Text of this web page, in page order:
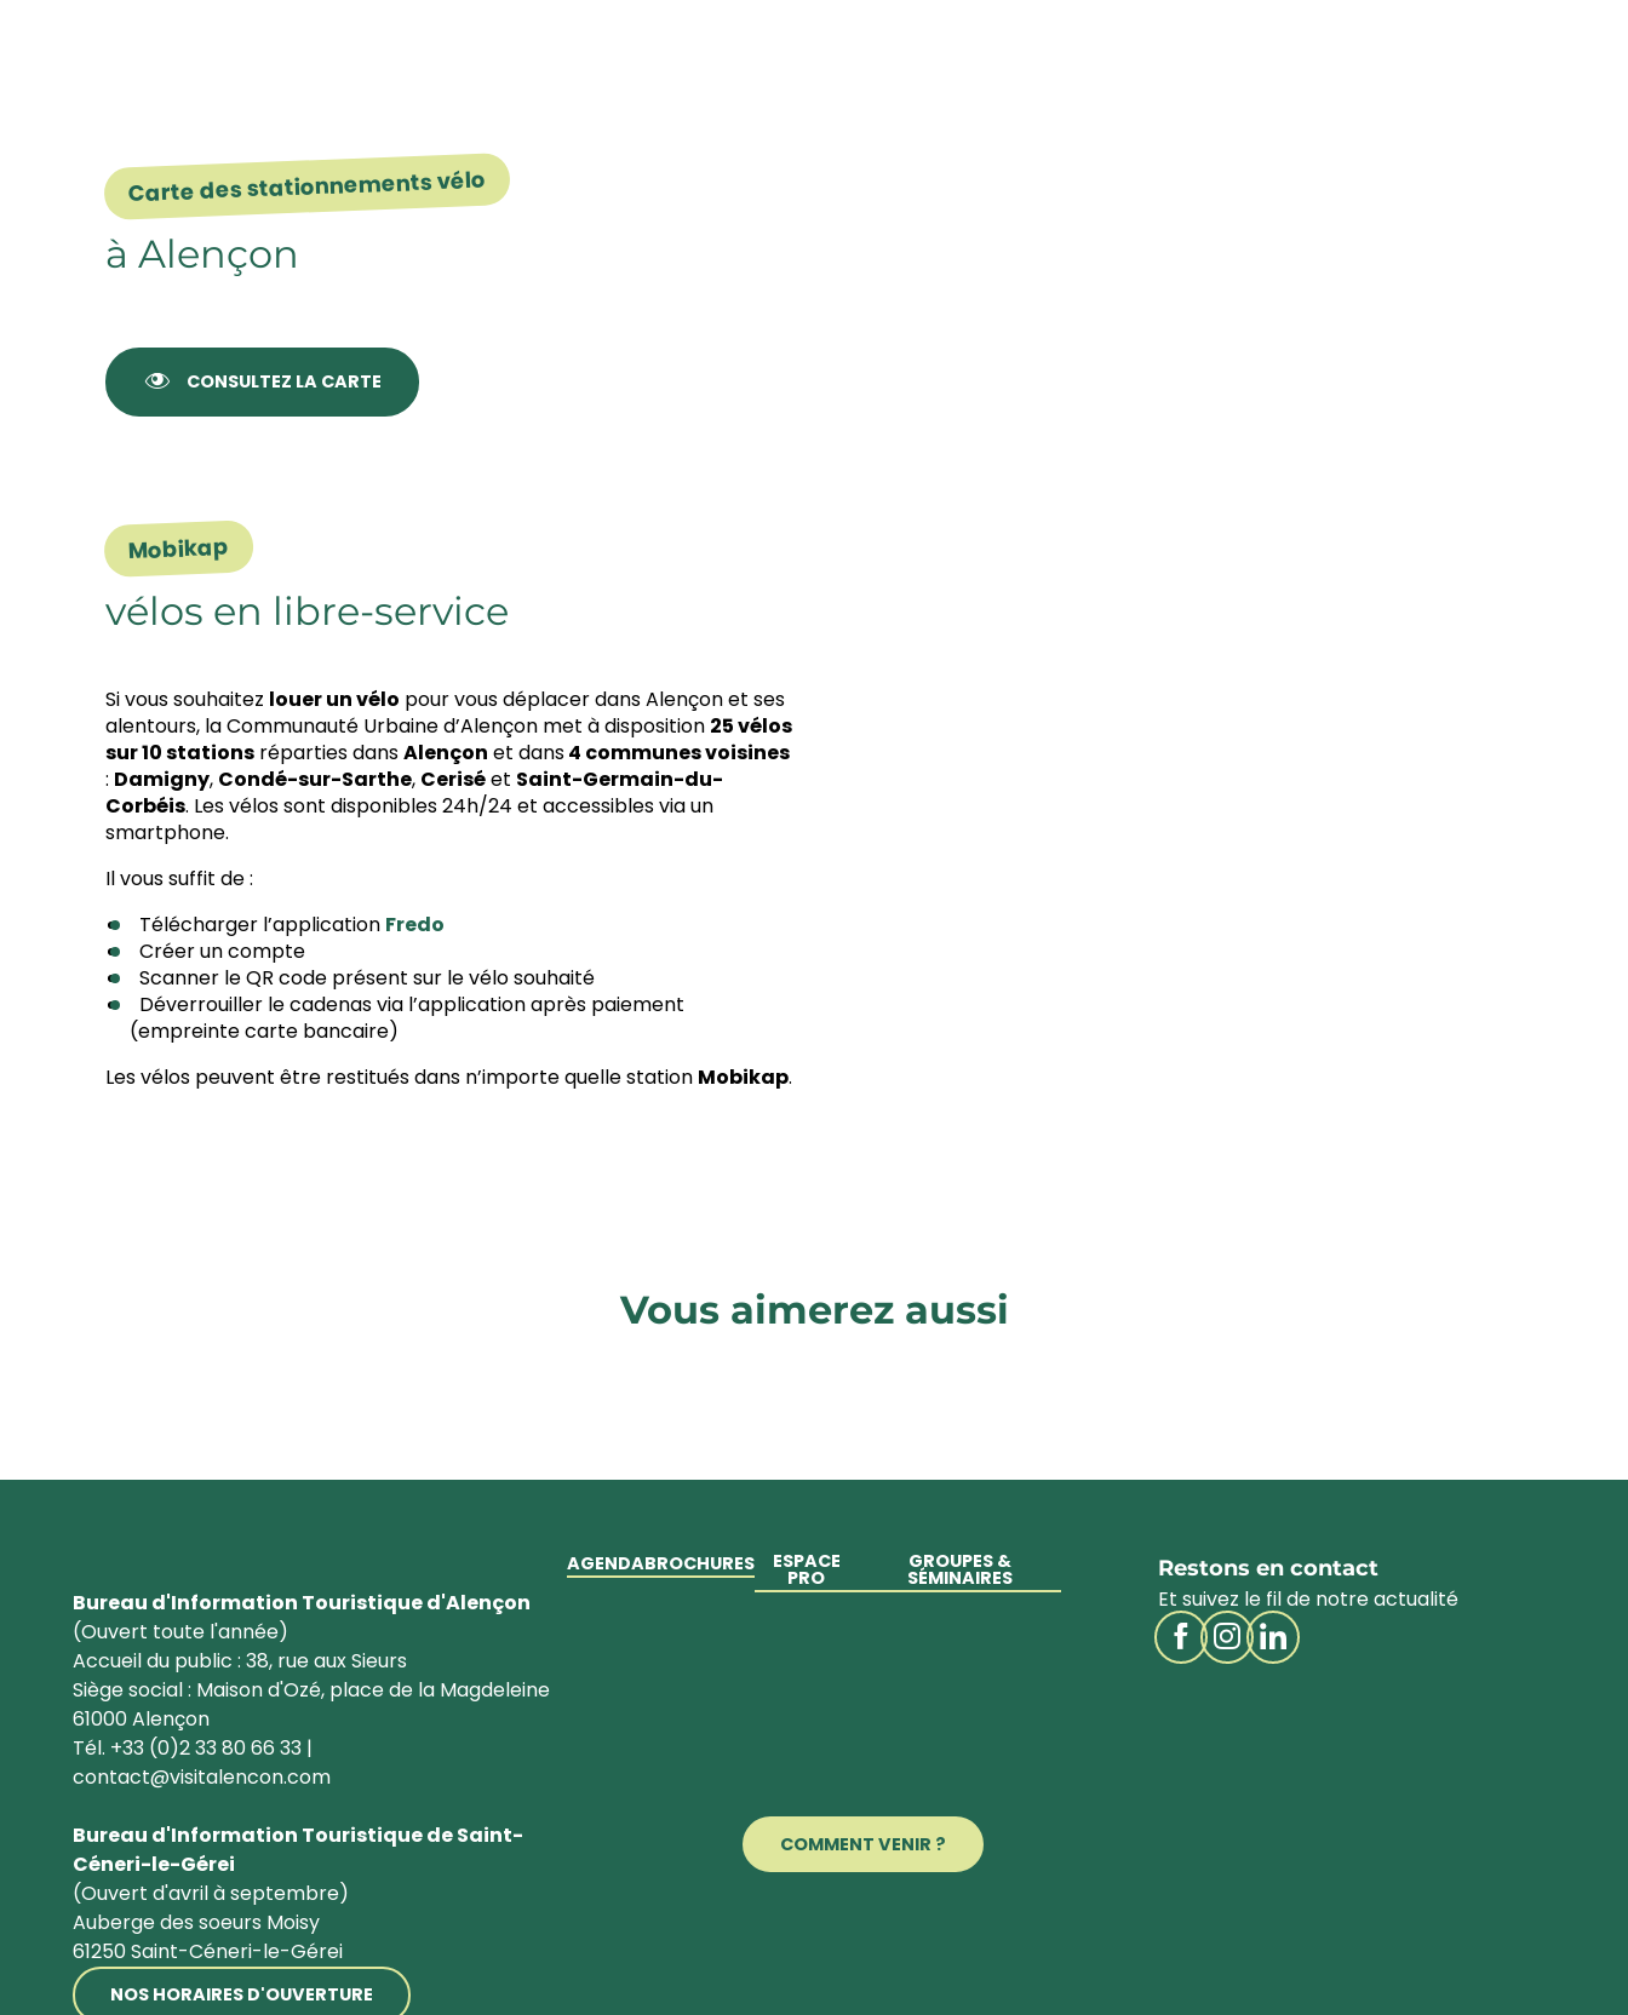
Carte des stationnements vélo
à Alençon
CONSULTEZ LA CARTE
Mobikap
vélos en libre-service
Si vous souhaitez louer un vélo pour vous déplacer dans Alençon et ses
alentours, la Communauté Urbaine d’Alençon met à disposition 25 vélos
sur 10 stations réparties dansAlençon et dans4 communes voisines
: Damigny, Condé-sur-Sarthe, Ceriséet Saint-Germain-du-
Corbéis. Les vélos sont disponibles 24h/24 et accessibles via un
smartphone.
Il vous suffit de :
Télécharger l’application Fredo
Créer un compte
Scanner le QR code présent sur le vélo souhaité
Déverrouiller le cadenas via l’application après paiement
(empreinte carte bancaire)
Les vélos peuvent être restitués dans n’importe quelle station Mobikap.
Vous aimerez aussi
Bureau d'Information Touristique d'Alençon
(Ouvert toute l'année)
Accueil du public : 38, rue aux Sieurs
Siège social : Maison d'Ozé, place de la Magdeleine
61000 Alençon
Tél. +33 (0)2 33 80 66 33 |
contact@visitalencon.com
Bureau d'Information Touristique de Saint-
Céneri-le-Gérei
(Ouvert d'avril à septembre)
Auberge des soeurs Moisy
61250 Saint-Céneri-le-Gérei
NOS HORAIRES D'OUVERTURE
COMMENT VENIR ?
AGENDABROCHURES ESPACE
PRO
GROUPES &
SÉMINAIRES Restons en contact
Et suivez le fil de notre actualité